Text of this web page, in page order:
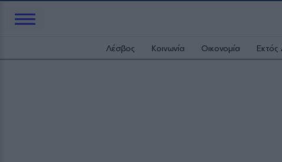
Λέσβος Κοινωνία Οικονομία